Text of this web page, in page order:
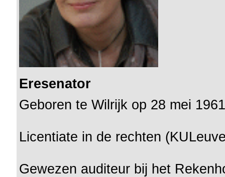
Eresenator
Geboren te Wilrijk op 28 mei
Licentiate in de rechten
Gewezen auditeur bij het